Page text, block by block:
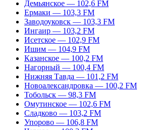
Демьянское — 102,6 FM
Ермаки — 103,3 FM
Заводоуковск — 103,3 FM
Ингаир — 103,2 FM
Исетское — 102,9 FM
Ишим — 104,9 FM
Казанское — 100,2 FM
Нагорный — 100,4 FM
Нижняя Тавда — 101,2 FM
Новоалександровка — 100,2 FM
Тобольск — 98,3 FM
Омутинское — 102,6 FM
Сладково — 103,2 FM
Упорово — 106,8 FM